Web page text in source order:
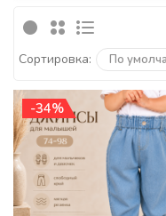
Сортировка:
-34%